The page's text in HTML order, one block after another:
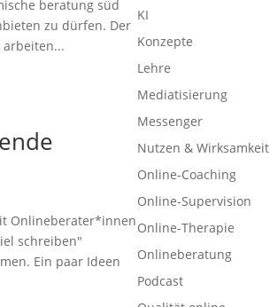
beratung süd
zu dürfen. Der
Onlineberater*innen
schreiben"
Ein paar Ideen
KI
Konzepte
Lehre
Mediatisierung
Messenger
Nutzen & Wirksamkeit
Online-Coaching
Online-Supervision
Online-Therapie
Onlineberatung
Podcast